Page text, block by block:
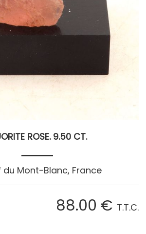
ROSE. 9.50 CT.
du Mont-Blanc, France
88.00 € T.T.C.